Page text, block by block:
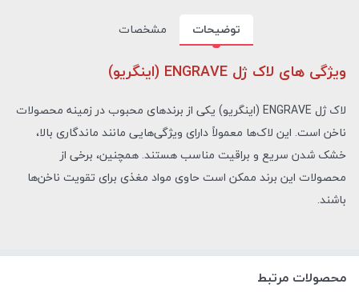
توضیحات مشخصات
ویژگی های لاک ژل ENGRAVE (اینگریو)
لاک ژل ENGRAVE (اینگریو) یکی از برندهای محبوب در زمینه محصولات
ناخن است. این لاک‌ها معمولاً دارای ویژگی‌هایی مانند ماندگاری بالا،
خشک شدن سریع و براقیت مناسب هستند. همچنین، برخی از
محصولات این برند ممکن است حاوی مواد مغذی برای تقویت ناخن‌ها
باشند.
محصولات مرتبط